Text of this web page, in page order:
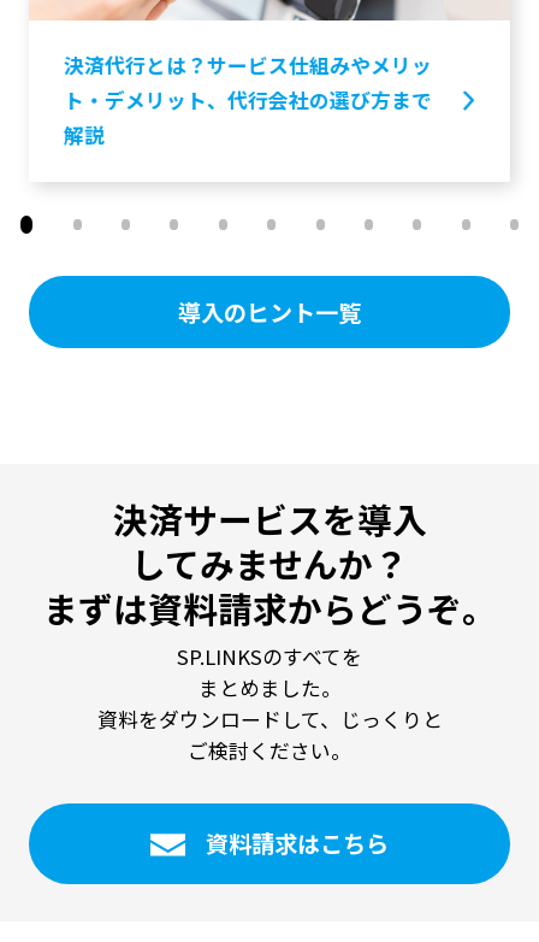
決済代行とは？サービス仕組みやメリッ
ト・デメリット、代行会社の選び方まで
解説
導入のヒント一覧
決済サービスを導入
してみませんか？
まずは資料請求からどうぞ。
SP.LINKSのすべてを
まとめました。
資料をダウンロードして、じっくりと
ご検討ください。
資料請求はこちら